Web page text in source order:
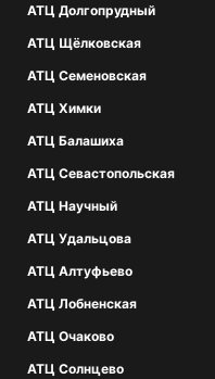
АТЦ Долгопрудный
АТЦ Щёлковская
АТЦ Семеновская
АТЦ Химки
АТЦ Балашиха
АТЦ Севастопольская
АТЦ Научный
АТЦ Удальцова
АТЦ Алтуфьево
АТЦ Лобненская
АТЦ Очаково
АТЦ Солнцево